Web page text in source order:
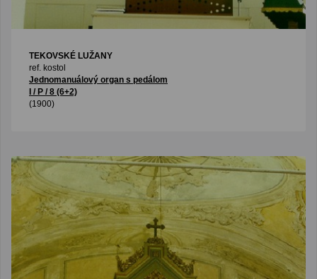
TEKOVSKÉ LUŽANY
ref. kostol
Jednomanuálový organ s pedálom
I / P / 8 (6+2)
(1900)